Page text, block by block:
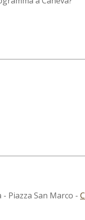
Piazza San Marco -